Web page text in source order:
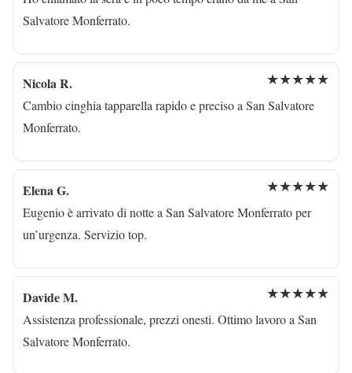
Salvatore Monferrato.
Nicola R. ★★★★★
Cambio cinghia tapparella rapido e preciso a San Salvatore
Monferrato.
Elena G. ★★★★★
Eugenio è arrivato di notte a San Salvatore Monferrato per
un’urgenza. Servizio top.
Davide M. ★★★★★
Assistenza professionale, prezzi onesti. Ottimo lavoro a San
Salvatore Monferrato.